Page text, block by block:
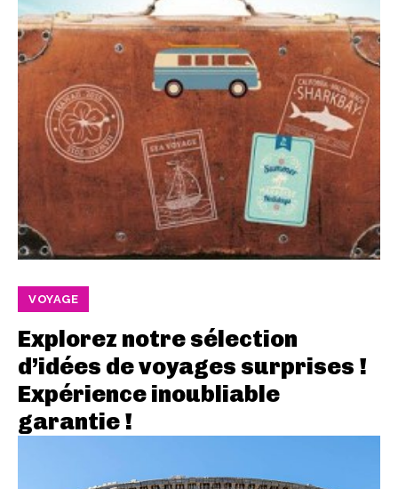
VOYAGE
Explorez notre sélection
d’idées de voyages surprises !
Expérience inoubliable
garantie !